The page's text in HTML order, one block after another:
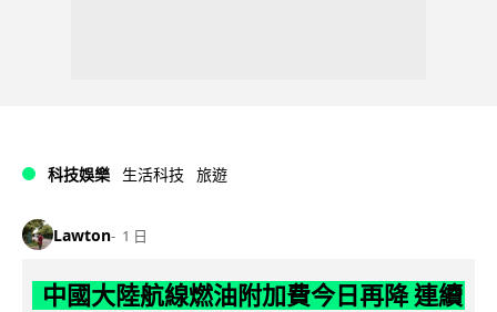
科技娛樂 生活科技 旅遊
Lawton 1 日
中國大陸航線燃油附加費今日再降 連續